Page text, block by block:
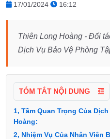
17/01/2024 16:12
Thiên Long Hoàng - Đối
Dịch Vụ Bảo Vệ Phòng
TÓM TẮT NỘI DUNG
1, Tầm Quan Trọng Của
Hoàng:
2, Nhiệm Vụ Của Nhân Viên